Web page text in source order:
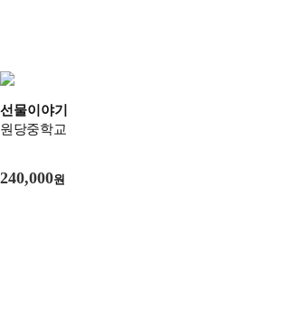
선물이야기
원당중학교
240,000원